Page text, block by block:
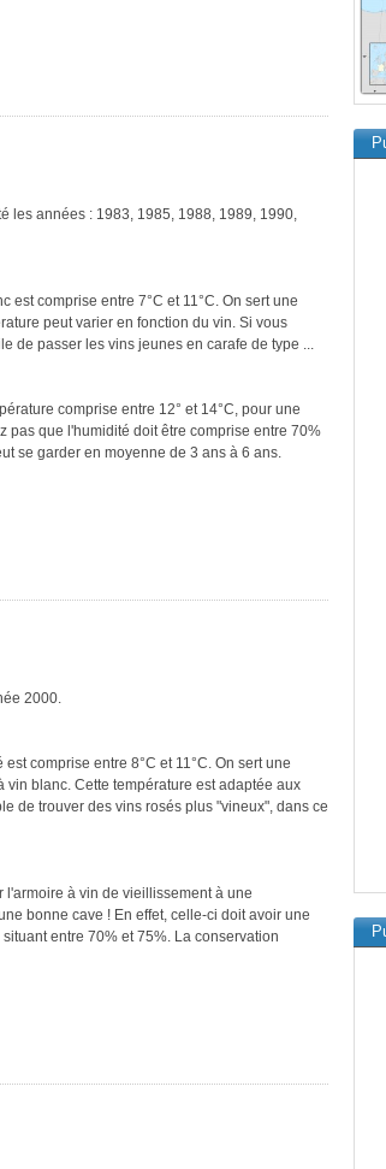
les années : 1983, 1985, 1988, 1989, 1990,
est comprise entre 7°C et 11°C. On sert une
peut varier en fonction du vin. Si vous
de passer les vins jeunes en carafe de type ...
comprise entre 12° et 14°C, pour une
pas que l'humidité doit être comprise entre 70%
se garder en moyenne de 3 ans à 6 ans.
2000.
comprise entre 8°C et 11°C. On sert une
blanc. Cette température est adaptée aux
de trouver des vins rosés plus "vineux", dans ce
à vin de vieillissement à une
bonne cave ! En effet, celle-ci doit avoir une
entre 70% et 75%. La conservation